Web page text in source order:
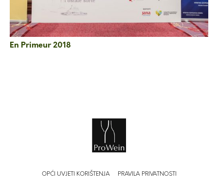
En Primeur 2018
OPĆI UVJETI KORIŠTENJA PRAVILA PRIVATNOSTI